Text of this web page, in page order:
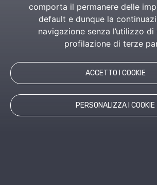
comporta il permanere delle
default e dunque la
navigazione senza l’utilizzo
profilazione di terze
ACCETTO I COOKIE
PERSONALIZZA I COOKIE